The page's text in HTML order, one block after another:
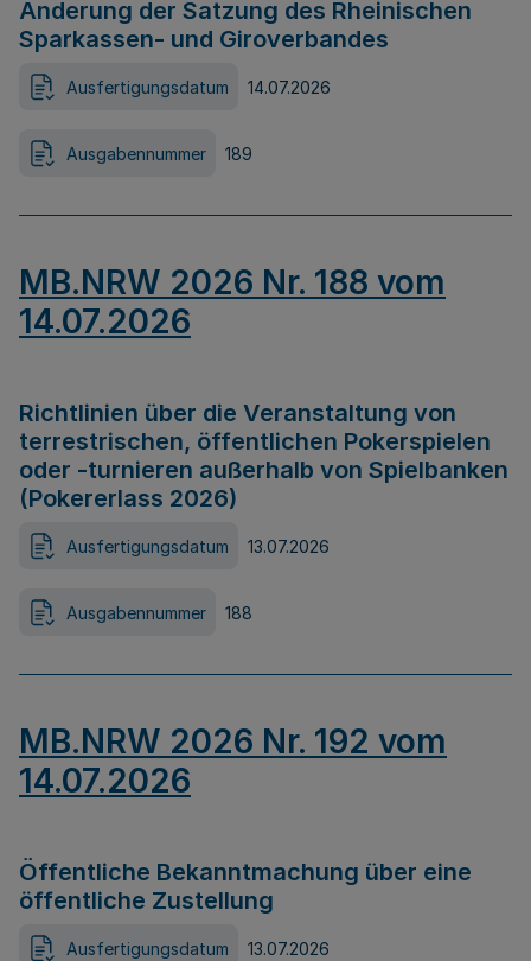
Änderung der Satzung des Rheinischen
Sparkassen- und Giroverbandes
Ausfertigungsdatum 14.07.2026
Ausgabennummer 189
MB.NRW 2026 Nr. 188 vom
14.07.2026
Richtlinien über die Veranstaltung von
terrestrischen, öffentlichen Pokerspielen
oder -turnieren außerhalb von Spielbanken
(Pokererlass 2026)
Ausfertigungsdatum 13.07.2026
Ausgabennummer 188
MB.NRW 2026 Nr. 192 vom
14.07.2026
Öffentliche Bekanntmachung über eine
öffentliche Zustellung
Ausfertigungsdatum 13.07.2026